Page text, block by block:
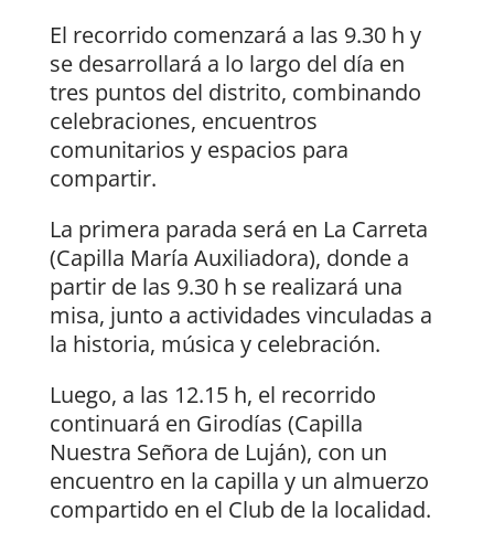
El recorrido comenzará a las 9.30 h y
se desarrollará a lo largo del día en
tres puntos del distrito, combinando
celebraciones, encuentros
comunitarios y espacios para
compartir.
La primera parada será en La Carreta
(Capilla María Auxiliadora), donde a
partir de las 9.30 h se realizará una
misa, junto a actividades vinculadas a
la historia, música y celebración.
Luego, a las 12.15 h, el recorrido
continuará en Girodías (Capilla
Nuestra Señora de Luján), con un
encuentro en la capilla y un almuerzo
compartido en el Club de la localidad.